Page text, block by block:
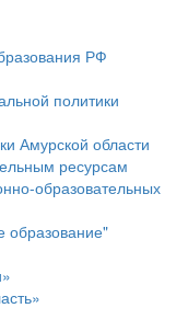
РФ
политики
Амурской области
ресурсам
образовательных
образование"